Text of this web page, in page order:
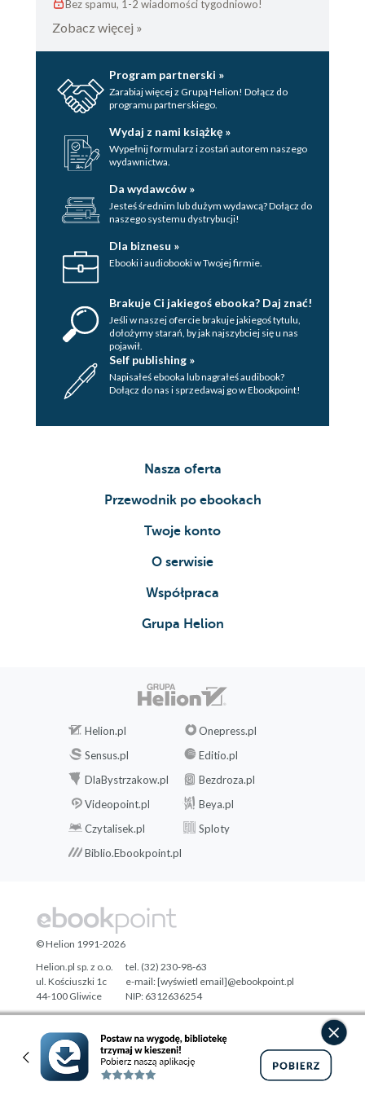
Bez spamu, 1-2 wiadomości tygodniowo!
Zobacz więcej »
Program partnerski »
Zarabiaj więcej z Grupą Helion! Dołącz do
programu partnerskiego.
Wydaj z nami książkę »
Wypełnij formularz i zostań autorem naszego
wydawnictwa.
Da wydawców »
Jesteś średnim lub dużym wydawcą? Dołącz do
naszego systemu dystrybucji!
Dla biznesu »
Ebooki i audiobooki w Twojej firmie.
Brakuje Ci jakiegoś ebooka? Daj znać!
Jeśli w naszej ofercie brakuje jakiegoś tytulu,
dołożymy starań, by jak najszybciej się u nas
pojawił.
Self publishing »
Napisałeś ebooka lub nagrałeś audibook?
Dołącz do nas i sprzedawaj go w Ebookpoint!
Nasza oferta
Przewodnik po ebookach
Twoje konto
O serwisie
Współpraca
Grupa Helion
Helion.pl
Onepress.pl
Sensus.pl
Editio.pl
DlaBystrzakow.pl
Bezdroza.pl
Videopoint.pl
Beya.pl
Czytalisek.pl
Sploty
Biblio.Ebookpoint.pl
Designed with ♥ byTonik.pl
© Helion 1991-2026
Helion.pl sp. z o.o.
ul. Kościuszki 1c
44-100 Gliwice
tel. (32) 230-98-63
e-mail:[wyświetl email]@ebookpoint.pl
NIP: 6312636254
Regon: 241989027
Pełna wersja strony »